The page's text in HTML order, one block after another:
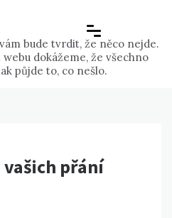
bude tvrdit, že něco nejde.
dokážeme, že všechno
půjde to, co nešlo.
přání